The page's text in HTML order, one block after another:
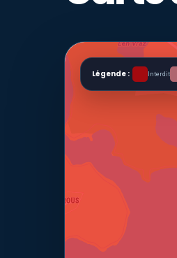
Légende : Interdit